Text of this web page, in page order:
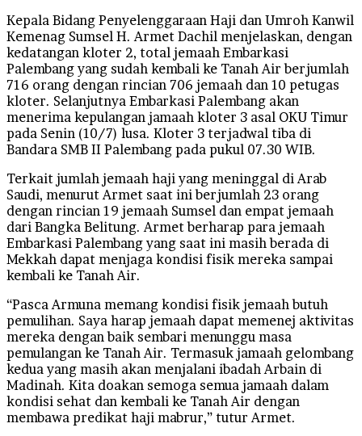
Kepala Bidang Penyelenggaraan Haji dan Umroh Kanwil
Kemenag Sumsel H. Armet Dachil menjelaskan, dengan
kedatangan kloter 2, total jemaah Embarkasi
Palembang yang sudah kembali ke Tanah Air berjumlah
716 orang dengan rincian 706 jemaah dan 10 petugas
kloter. Selanjutnya Embarkasi Palembang akan
menerima kepulangan jamaah kloter 3 asal OKU Timur
pada Senin (10/7) lusa. Kloter 3 terjadwal tiba di
Bandara SMB II Palembang pada pukul 07.30 WIB.
Terkait jumlah jemaah haji yang meninggal di Arab
Saudi, menurut Armet saat ini berjumlah 23 orang
dengan rincian 19 jemaah Sumsel dan empat jemaah
dari Bangka Belitung. Armet berharap para jemaah
Embarkasi Palembang yang saat ini masih berada di
Mekkah dapat menjaga kondisi fisik mereka sampai
kembali ke Tanah Air.
“Pasca Armuna memang kondisi fisik jemaah butuh
pemulihan. Saya harap jemaah dapat memenej aktivitas
mereka dengan baik sembari menunggu masa
pemulangan ke Tanah Air. Termasuk jamaah gelombang
kedua yang masih akan menjalani ibadah Arbain di
Madinah. Kita doakan semoga semua jamaah dalam
kondisi sehat dan kembali ke Tanah Air dengan
membawa predikat haji mabrur,” tutur Armet.